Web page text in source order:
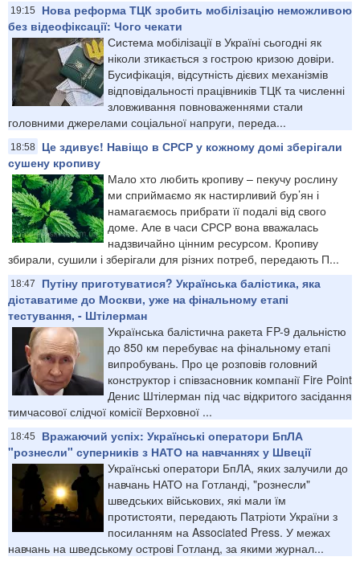
19:15
Нова реформа ТЦК зробить мобілізацію неможливою
без відеофіксації: Чого чекати
Система мобілізації в Україні сьогодні як
ніколи зтикається з гострою кризою довіри.
Бусифікація, відсутність дієвих механізмів
відповідальності працівників ТЦК та численні
зловживання повноваженнями стали
головними джерелами соціальної напруги, переда...
18:58
Це здивує! Навіщо в СРСР у кожному домі зберігали
сушену кропиву
Мало хто любить кропиву – пекучу рослину
ми сприймаємо як настирливий бур’ян і
намагаємось прибрати її подалі від свого
доме. Але в часи СРСР вона вважалась
надзвичайно цінним ресурсом. Кропиву
збирали, сушили і зберігали для різних потреб, передають П...
18:47
Путіну приготуватися? Українська балістика, яка
діставатиме до Москви, уже на фінальному етапі
тестування, - Штілерман
Українська балістична ракета FP-9 дальністю
до 850 км перебуває на фінальному етапі
випробувань. Про це розповів головний
конструктор і співзасновник компанії Fire Point
Денис Штілерман під час відкритого засідання
тимчасової слідчої комісії Верховної ...
18:45
Вражаючий успіх: Українські оператори БпЛА
"рознесли" суперників з НАТО на навчаннях у Швеції
Українські оператори БпЛА, яких залучили до
навчань НАТО на Готланді, "рознесли"
шведських військових, які мали їм
протистояти, передають Патріоти України з
посиланням на Associated Press. У межах
навчань на шведському острові Готланд, за якими журнал...